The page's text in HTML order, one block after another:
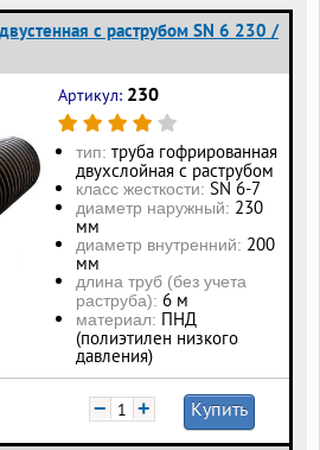
с раструбом SN 6 230 /
Артикул: 230
тип: труба гофрированная
двухслойная с раструбом
класс жесткости: SN 6-7
диаметр наружный: 230
мм
диаметр внутренний: 200
мм
длина труб (без учета
раструба): 6 м
материал: ПНД
(полиэтилен низкого
давления)
− + Купить